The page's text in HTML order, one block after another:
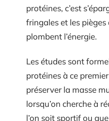
protéines, c’est
fringales et les pièges
plombent l’énergie.
Les études sont
protéines à ce
préserver la masse
lorsqu’on cherche à
l’on soit sportif ou